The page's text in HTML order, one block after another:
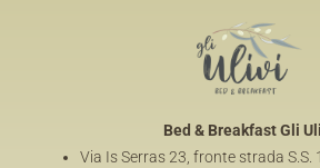
Bed & BreakfastGli
Via Is Serras 23, fronte strada S.S.